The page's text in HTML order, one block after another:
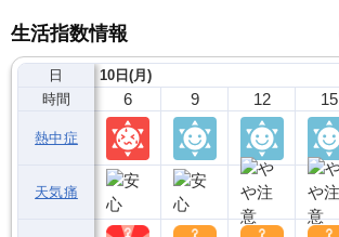
生活指数情報
日
時間
熱中症
天気痛
10日(月)
6 9 12 15